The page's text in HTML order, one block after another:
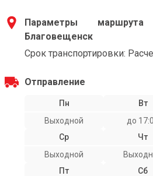
Параметры
Благовещенск
Срок транспортировки:
Отправление
Пн
Выходной
Вт
до
Ср
Выходной
Чт
Пт
Сб